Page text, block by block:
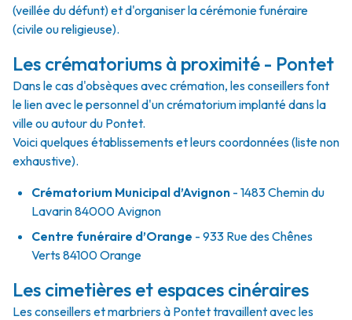
(veillée du défunt) et d'organiser la cérémonie funéraire
(civile ou religieuse).
Les crématoriums à proximité - Pontet
Dans le cas d'obsèques avec crémation, les conseillers font
le lien avec le personnel d'un crématorium implanté dans la
ville ou autour du Pontet.
Voici quelques établissements et leurs coordonnées (liste non
exhaustive).
Crématorium Municipal d’Avignon - 1483 Chemin du
Lavarin 84000 Avignon
Centre funéraire d’Orange - 933 Rue des Chênes
Verts 84100 Orange
Les cimetières et espaces cinéraires
Les conseillers et marbriers à Pontet travaillent avec les